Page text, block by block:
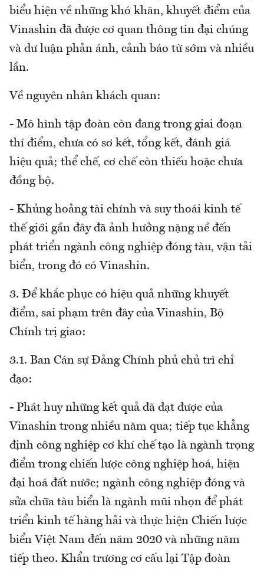
biểu hiện về những khó khăn, khuyết điểm của
Vinashin đã được cơ quan thông tin đại chúng
và dư luận phản ánh, cảnh báo từ sớm và nhiều
lần.
Về nguyên nhân khách quan:
- Mô hình tập đoàn còn đang trong giai đoạn
thí điểm, chưa có sơ kết, tổng kết, đánh giá
hiệu quả; thể chế, cơ chế còn thiếu hoặc chưa
đồng bộ.
- Khủng hoảng tài chính và suy thoái kinh tế
thế giới gần đây đã ảnh hưởng nặng nề đến
phát triển ngành công nghiệp đóng tàu, vận tải
biển, trong đó có Vinashin.
3. Để khắc phục có hiệu quả những khuyết
điểm, sai phạm trên đây của Vinashin, Bộ
Chính trị giao:
3.1. Ban Cán sự Đảng Chính phủ chủ trì chỉ
đạo:
- Phát huy những kết quả đã đạt được của
Vinashin trong nhiều năm qua; tiếp tục khẳng
định công nghiệp cơ khí chế tạo là ngành trọng
điểm trong chiến lược công nghiệp hoá, hiện
đại hoá đất nước; ngành công nghiệp đóng và
sửa chữa tàu biển là ngành mũi nhọn để phát
triển kinh tế hàng hải và thực hiện Chiến lược
biển Việt Nam đến năm 2020 và những năm
tiếp theo. Khẩn trương cơ cấu lại Tập đoàn